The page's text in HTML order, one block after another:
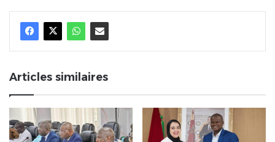
Articles similaires